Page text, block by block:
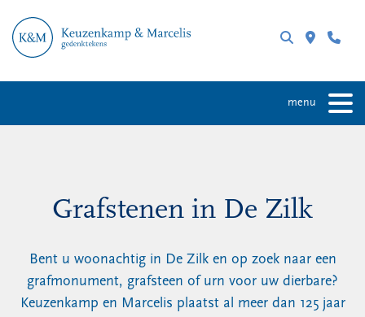
menu
Grafstenen in De Zilk
Bent u woonachtig in De Zilk en op zoek naar een
grafmonument, grafsteen of urn voor uw dierbare?
Keuzenkamp en Marcelis plaatst al meer dan 125 jaar